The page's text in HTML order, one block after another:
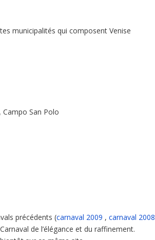
municipalités qui composent Venise
Campo San Polo
précédents (carnaval 2009 , carnaval 2008
de l’élégance et du raffinement.